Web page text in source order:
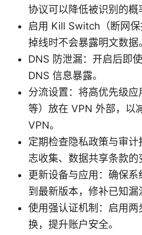
协议可以降低被识别的概
启用 Kill Switch（断网
掉线时不会暴露明文数据。
DNS 防泄漏：开启后即
DNS 信息暴露。
分流设置：将高优先级
等）放在 VPN 外部，以
VPN。
定期检查隐私政策与审
志收集、数据共享条款的
更新设备与应用：确保
到最新版本，修补已知漏
使用强认证机制：启用
换，提升账户安全。